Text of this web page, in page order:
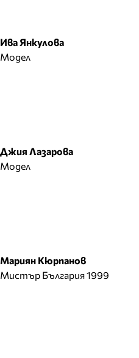
Ива Янкулова
Модел
Джия Лазарова
Модел
Мариян Кюрпанов
Мистър България 1999